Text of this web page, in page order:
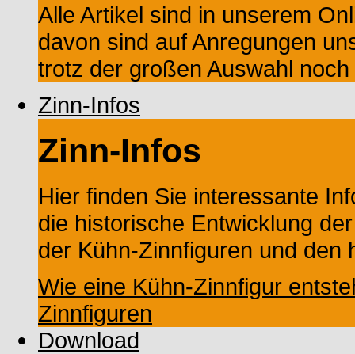
Alle Artikel sind in unserem
davon sind auf Anregungen
trotz der großen Auswahl
Zinn-Infos
Zinn-Infos
Hier finden Sie interessante
die historische Entwicklung
der Kühn-Zinnfiguren und den
Wie eine Kühn-Zinnfigur
Zinnfiguren
Download